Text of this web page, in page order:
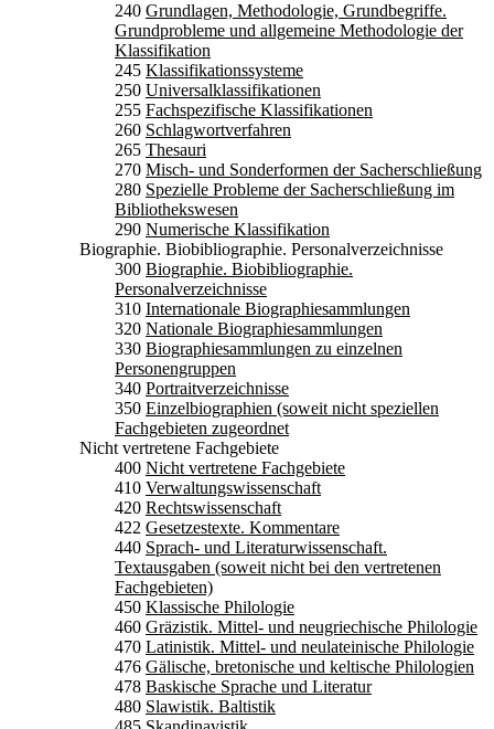
240 Grundlagen, Methodologie, Grundbegriffe.
Grundprobleme und allgemeine Methodologie der
Klassifikation
245 Klassifikationssysteme
250 Universalklassifikationen
255 Fachspezifische Klassifikationen
260 Schlagwortverfahren
265 Thesauri
270 Misch- und Sonderformen der Sacherschließung
280 Spezielle Probleme der Sacherschließung im
Bibliothekswesen
290 Numerische Klassifikation
Biographie. Biobibliographie. Personalverzeichnisse
300 Biographie. Biobibliographie.
Personalverzeichnisse
310 Internationale Biographiesammlungen
320 Nationale Biographiesammlungen
330 Biographiesammlungen zu einzelnen
Personengruppen
340 Portraitverzeichnisse
350 Einzelbiographien (soweit nicht speziellen
Fachgebieten zugeordnet
Nicht vertretene Fachgebiete
400 Nicht vertretene Fachgebiete
410 Verwaltungswissenschaft
420 Rechtswissenschaft
422 Gesetzestexte. Kommentare
440 Sprach- und Literaturwissenschaft.
Textausgaben (soweit nicht bei den vertretenen
Fachgebieten)
450 Klassische Philologie
460 Gräzistik. Mittel- und neugriechische Philologie
470 Latinistik. Mittel- und neulateinische Philologie
476 Gälische, bretonische und keltische Philologien
478 Baskische Sprache und Literatur
480 Slawistik. Baltistik